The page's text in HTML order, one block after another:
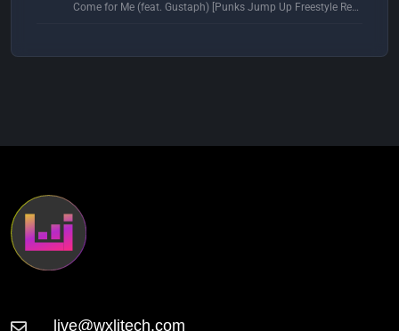
Come for Me (feat. Gustaph) [Punks Jump Up Freestyle Remix]
Jackin' Happiness (Original Mix)